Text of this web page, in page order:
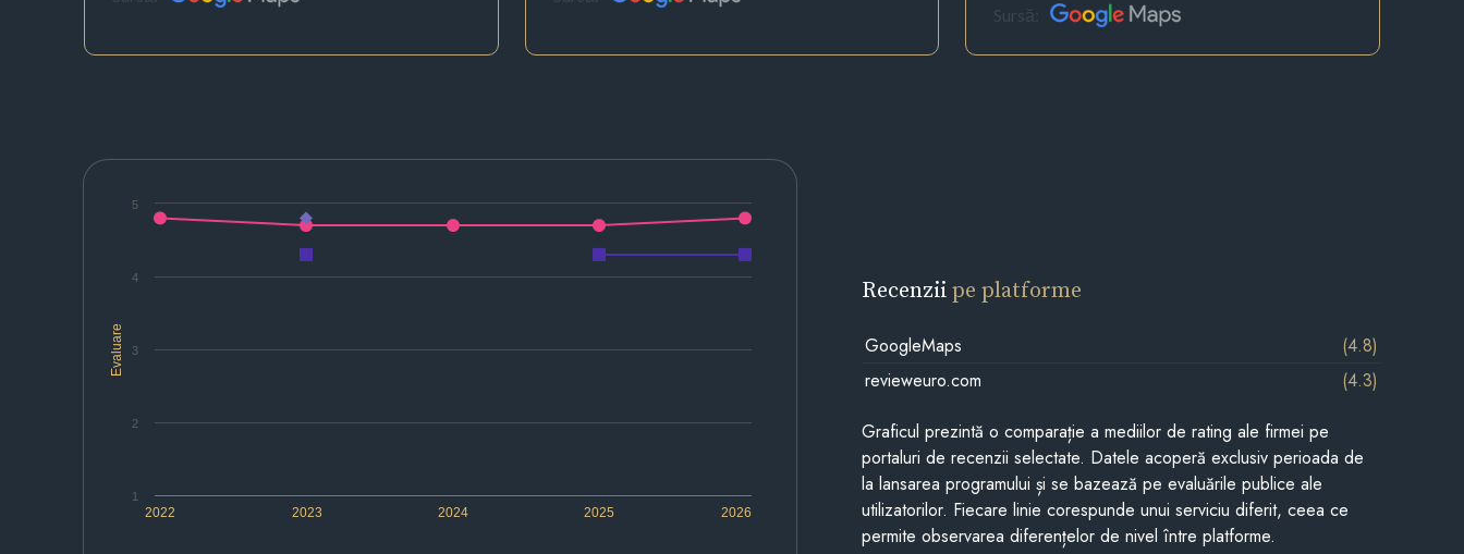
Sursă:
Evaluare
2022 2023 2024 2025 2026
1
2
3
4
5
Recenziipe platforme
GoogleMaps
(4.8)
revieweuro.com
(4.3)
Graficul prezintă o comparație a mediilor de rating ale firmei pe
portaluri de recenzii selectate. Datele acoperă exclusiv perioada de
la lansarea programului și se bazează pe evaluările publice ale
utilizatorilor. Fiecare linie corespunde unui serviciu diferit, ceea ce
permite observarea diferențelor de nivel între platforme.